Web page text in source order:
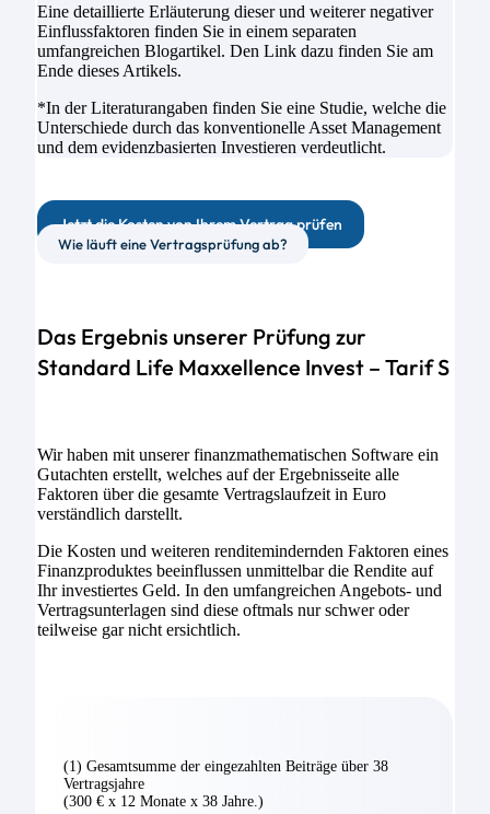
Eine detaillierte Erläuterung dieser und weiterer negativer
Einflussfaktoren finden Sie in einem separaten
umfangreichen Blogartikel. Den Link dazu finden Sie am
Ende dieses Artikels.
*In der Literaturangaben finden Sie eine Studie, welche die
Unterschiede durch das konventionelle Asset Management
und dem evidenzbasierten Investieren verdeutlicht.
Jetzt die Kosten von Ihrem Vertrag prüfen
Wie läuft eine Vertragsprüfung ab?
Das Ergebnis unserer Prüfung zur
Standard Life Maxxellence Invest – Tarif S
Wir haben mit unserer finanzmathematischen Software ein
Gutachten erstellt, welches auf der Ergebnisseite alle
Faktoren über die gesamte Vertragslaufzeit in Euro
verständlich darstellt.
Die Kosten und weiteren renditemindernden Faktoren eines
Finanzproduktes beeinflussen unmittelbar die Rendite auf
Ihr investiertes Geld. In den umfangreichen Angebots- und
Vertragsunterlagen sind diese oftmals nur schwer oder
teilweise gar nicht ersichtlich.
(1) Gesamtsumme der eingezahlten Beiträge über 38
Vertragsjahre
(300 € x 12 Monate x 38 Jahre.)